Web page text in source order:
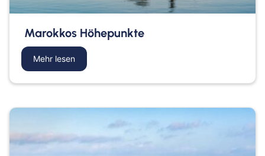
Marokkos Höhepunkte
Mehr lesen